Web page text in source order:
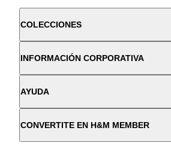
COLECCIONES
INFORMACIÓN CORPORATIVA
AYUDA
CONVERTITE EN H&M MEMBER